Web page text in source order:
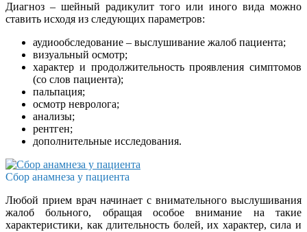
Диагноз – шейный радикулит того или иного вида можно
ставить исходя из следующих параметров:
аудиообследование – выслушивание жалоб пациента;
визуальный осмотр;
характер и продолжительность проявления симптомов
(со слов пациента);
пальпация;
осмотр невролога;
анализы;
рентген;
дополнительные исследования.
Сбор анамнеза у пациента
Любой прием врач начинает с внимательного выслушивания
жалоб больного, обращая особое внимание на такие
характеристики, как длительность болей, их характер, сила и